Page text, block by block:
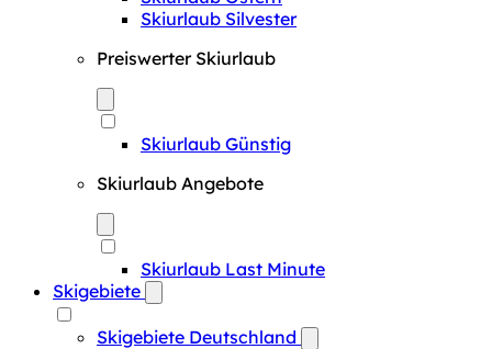
Skiurlaub Silvester
Preiswerter Skiurlaub
Skiurlaub Günstig
Skiurlaub Angebote
Skiurlaub Last Minute
Skigebiete
Skigebiete Deutschland